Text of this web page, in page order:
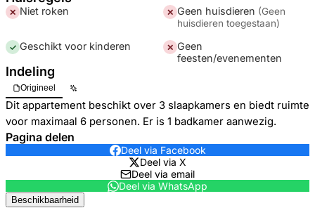
✕ Niet roken ✕ Geen huisdieren (Geen
huisdieren toegestaan)
✓ Geschikt voor kinderen ✕ Geen
feesten/evenementen
Indeling
Origineel
Dit appartement beschikt over 3 slaapkamers en biedt ruimte
voor maximaal 6 personen. Er is 1 badkamer aanwezig.
Pagina delen
Deel via Facebook
Deel via X
Deel via email
Deel via WhatsApp
Beschikbaarheid